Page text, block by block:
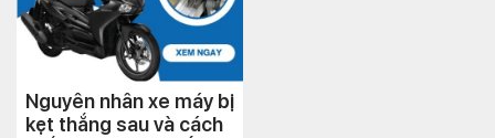
Nguyên nhân xe máy bị
kẹt thắng sau và cách